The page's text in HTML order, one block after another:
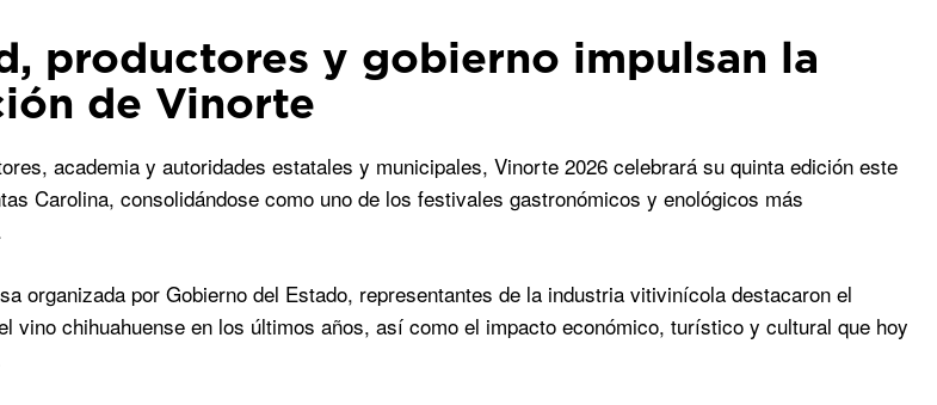
productores y gobierno impulsan la
de Vinorte
academia y autoridades estatales y municipales, Vinorte 2026 celebrará su quinta edición este
Carolina, consolidándose como uno de los festivales gastronómicos y enológicos más
organizada por Gobierno del Estado, representantes de la industria vitivinícola destacaron el
vino chihuahuense en los últimos años, así como el impacto económico, turístico y cultural que hoy